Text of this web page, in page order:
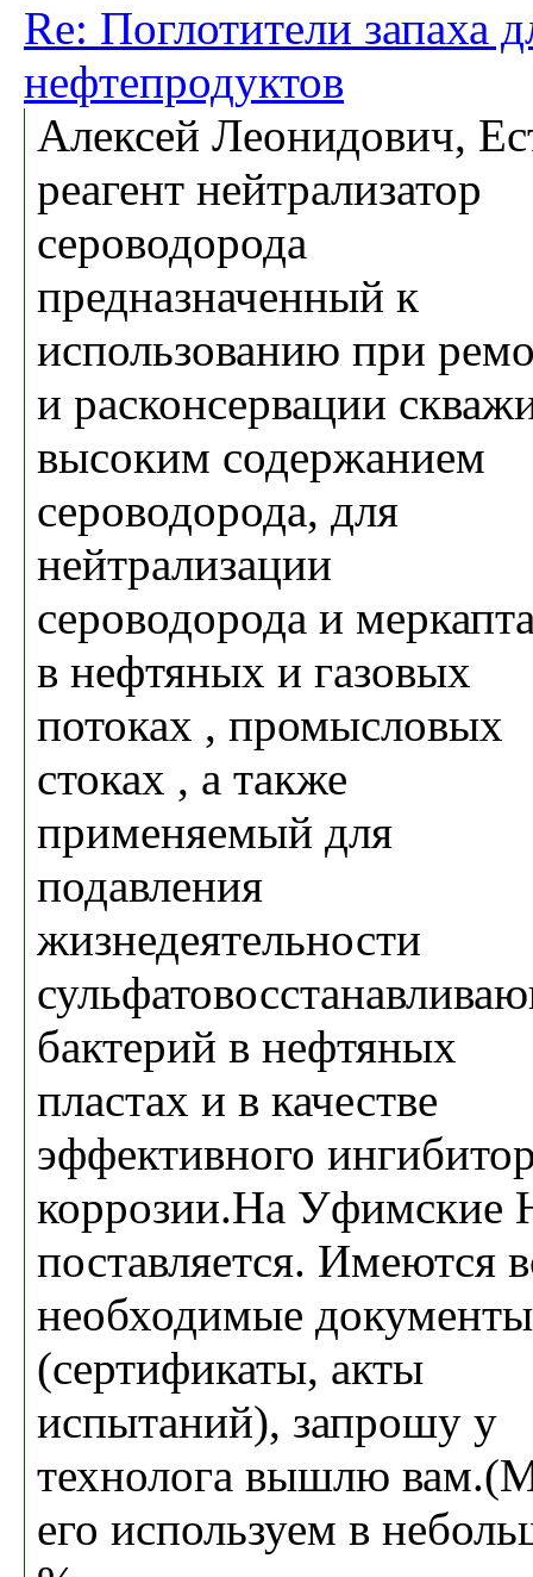
Re: Поглотители запаха
нефтепродуктов
Алексей Леонидович,
реагент нейтрализатор
сероводорода
предназначенный к
использованию при
и расконсервации
высоким содержанием
сероводорода, для
нейтрализации
сероводорода и
в нефтяных и газовых
потоках , промысловых
стоках , а также
применяемый для
подавления
жизнедеятельности
бактерий в нефтяных
пластах и в качестве
эффективного
коррозии.На Уфимские
поставляется. Имеются
необходимые документы
(сертификаты, акты
испытаний), запрошу у
технолога вышлю
его используем в